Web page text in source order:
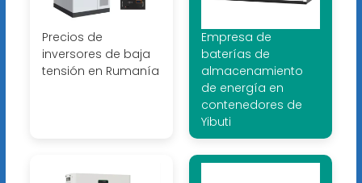
Precios de
inversores de baja
tensión en Rumanía
Empresa de
baterías de
almacenamiento
de energía en
contenedores de
Yibuti